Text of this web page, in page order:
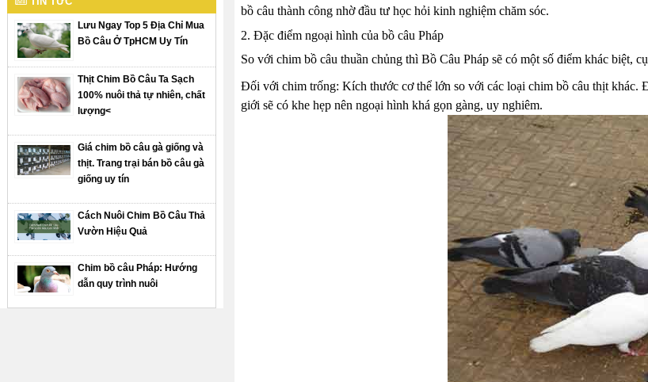
bồ câu thành công nhờ đầu tư học hỏi kinh nghiệm chăm sóc.
2. Đặc điểm ngoại hình của bồ câu Pháp
So với chim bồ câu thuần chủng thì Bồ Câu Pháp sẽ có một số điểm khác biệt,
Đối với chim trống: Kích thước cơ thể lớn so với các loại chim bồ câu thịt khác.
giới sẽ có khe hẹp nên ngoại hình khá gọn gàng, uy nghiêm.
Lưu Ngay Top 5 Địa Chỉ Mua
Bồ Câu Ở TpHCM Uy Tín
Thịt Chim Bồ Câu Ta Sạch
100% nuôi thả tự nhiên, chất
lượng<
Giá chim bồ câu gà giống và
thịt. Trang trại bán bồ câu gà
giống uy tín
Cách Nuôi Chim Bồ Câu Thả
Vườn Hiệu Quả
Chim bồ câu Pháp: Hướng
dẫn quy trình nuôi